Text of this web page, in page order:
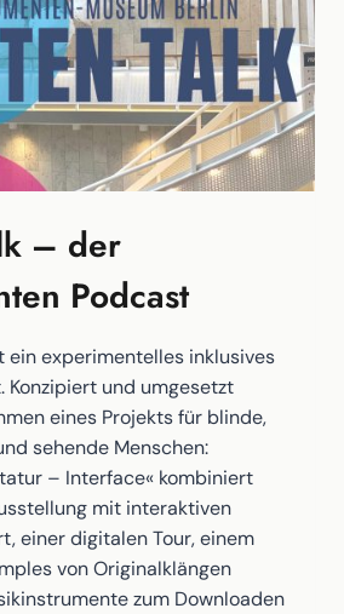
– der
Podcast
ein experimentelles inklusives
Konzipiert und umgesetzt
eines Projekts für blinde,
sehende Menschen:
– Interface« kombiniert
mit interaktiven
einer digitalen Tour, einem
von Originalklängen
zum Downloaden